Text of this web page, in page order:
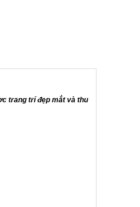
trang trí đẹp mắt và thu